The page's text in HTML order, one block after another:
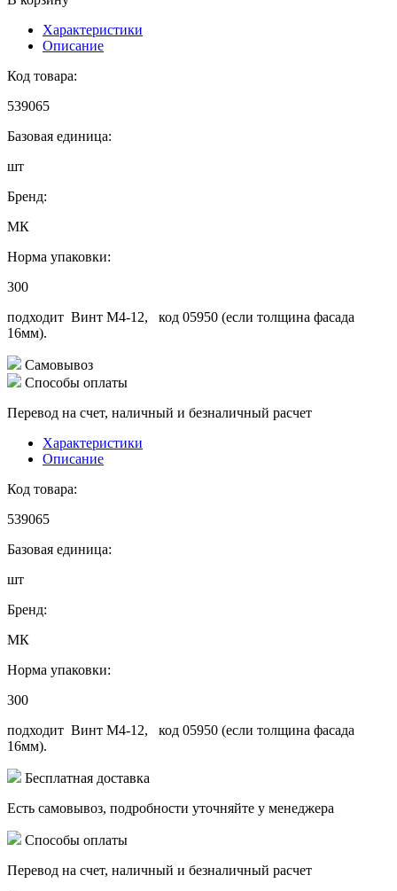
Характеристики
Описание
Код товара:
539065
Базовая единица:
шт
Бренд:
МК
Норма упаковки:
300
подходит Винт М4-12, код 05950 (если толщина фасада
16мм).
Самовывоз
Способы оплаты
Перевод на счет, наличный и безналичный расчет
Характеристики
Описание
Код товара:
539065
Базовая единица:
шт
Бренд:
МК
Норма упаковки:
300
подходит Винт М4-12, код 05950 (если толщина фасада
16мм).
Бесплатная доставка
Есть самовывоз, подробности уточняйте у менеджера
Способы оплаты
Перевод на счет, наличный и безналичный расчет